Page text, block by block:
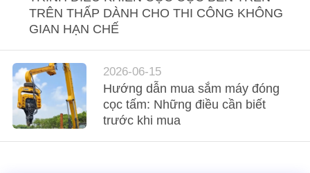
TRƯỜNG
HỢP
YÊU
CẦU
BÁO
GIÁ
TRÊN THẤP DÀNH CHO THI CÔNG KHÔNG
GIAN HẠN CHẾ
2026-06-15
Hướng dẫn mua sắm máy đóng
cọc tấm: Những điều cần biết
trước khi mua